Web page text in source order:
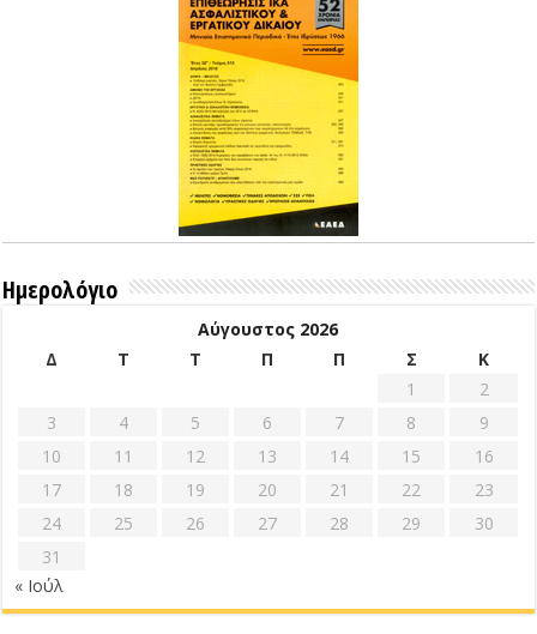
Ημερολόγιο
Αύγουστος 2026
Δ
Τ Τ Π Π Σ
Κ
1
2
3
4 5 6 7 8
9
10
11 12 13 14 15
16
17
18 19 20 21 22
23
24
25 26 27 28 29
30
31
« Ιούλ